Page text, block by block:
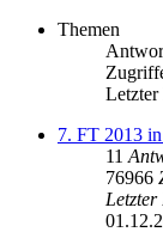
Themen
Letzter
7. FT 2013
11
76966